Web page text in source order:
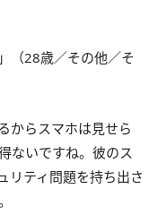
（28歳／その他／そ
からスマホは見せら
ないですね。彼のス
リティ問題を持ち出さ